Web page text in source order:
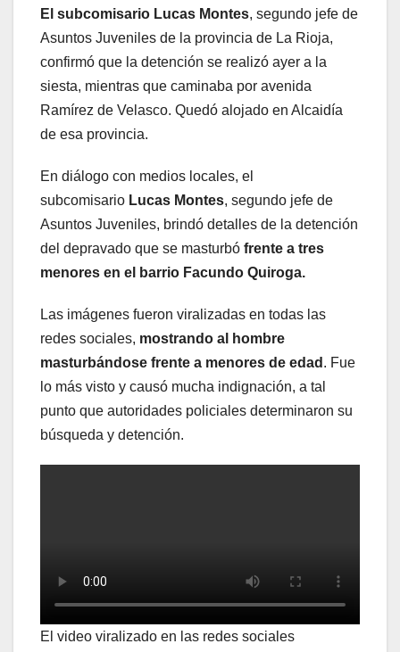
El subcomisario Lucas Montes, segundo jefe de
Asuntos Juveniles de la provincia de La Rioja,
confirmó que la detención se realizó ayer a la
siesta, mientras que caminaba por avenida
Ramírez de Velasco. Quedó alojado en Alcaidía
de esa provincia.
En diálogo con medios locales, el
subcomisario Lucas Montes, segundo jefe de
Asuntos Juveniles, brindó detalles de la detención
del depravado que se masturbó frente a tres
menores en el barrio Facundo Quiroga.
Las imágenes fueron viralizadas en todas las
redes sociales, mostrando al hombre
masturbándose frente a menores de edad . Fue
lo más visto y causó mucha indignación, a tal
punto que autoridades policiales determinaron su
búsqueda y detención.
El video viralizado en las redes sociales